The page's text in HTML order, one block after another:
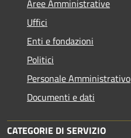
Aree Amministrative
Uffici
Enti e fondazioni
Politici
Personale Amministrativo
Documenti e dati
CATEGORIE DI SERVIZIO